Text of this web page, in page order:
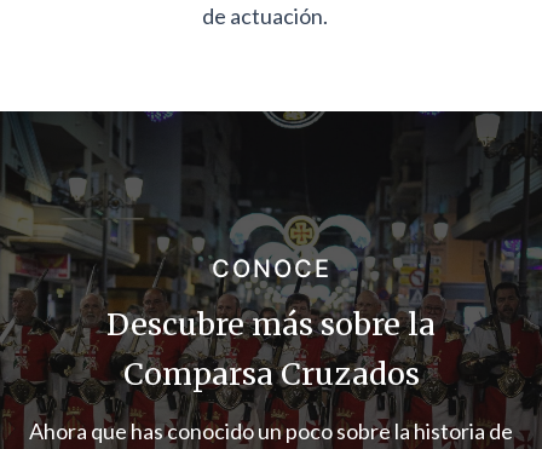
de actuación.
CONOCE
Descubre más sobre la
Comparsa Cruzados
Ahora que has conocido un poco sobre la historia de